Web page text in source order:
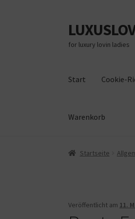
Zur
Navigation
springen
Zum
Inhalt
springen
for luxury lovin ladies
Start Cookie-
Warenkorb
Start Cookie-
Startseite
Veröffentlicht am 11.